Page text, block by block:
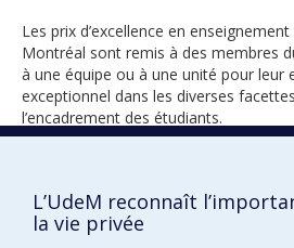
Les prix d’excellence en
Montréal sont remis à des membres
à une équipe ou à une unité pour leur
exceptionnel dans les diverses
l’encadrement des étudiants.
2021
L’UdeM reconnaît
la vie privée